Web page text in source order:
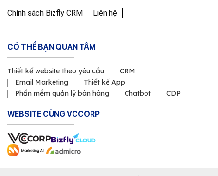
Chính sách Bizfly CRM
Liên hệ
CÓ THỂ BẠN QUAN TÂM
Thiết kế website theo yêu cầu
CRM
Email Marketing
Thiết kế App
Phần mềm quản lý bán hàng
Chatbot CDP
WEBSITE CÙNG VCCORP